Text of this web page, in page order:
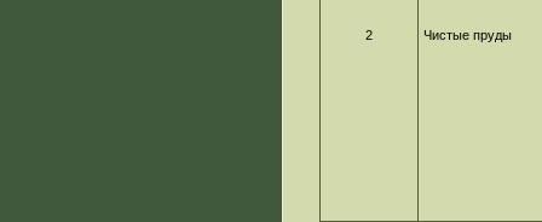
2 Чистые пруды